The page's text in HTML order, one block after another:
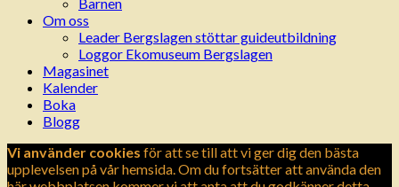
Om oss
Leader Bergslagen stöttar guideutbildning
Loggor Ekomuseum Bergslagen
Magasinet
Kalender
Boka
Blogg
Vi använder cookies för att se till att vi ger dig den bästa
upplevelsen på vår hemsida. Om du fortsätter att använda den